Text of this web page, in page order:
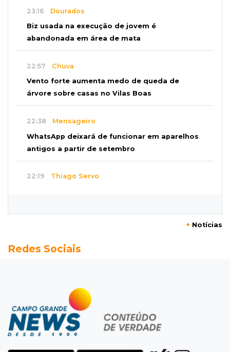
23:16 Dourados
Biz usada na execução de jovem é
abandonada em área de mata
22:57 Chuva
Vento forte aumenta medo de queda de
árvore sobre casas no Vilas Boas
22:38 Mensageiro
WhatsApp deixará de funcionar em aparelhos
antigos a partir de setembro
22:19 Thiago Servo
Semana vai começar com 909 novas
Flagrante
Motorista atinge carro parado, perde
retrovisor e foge no Jardim Antártica
+ Notícias
Redes Sociais